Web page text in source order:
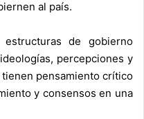
al país.
de gobierno
percepciones y
pensamiento crítico
y consensos en una